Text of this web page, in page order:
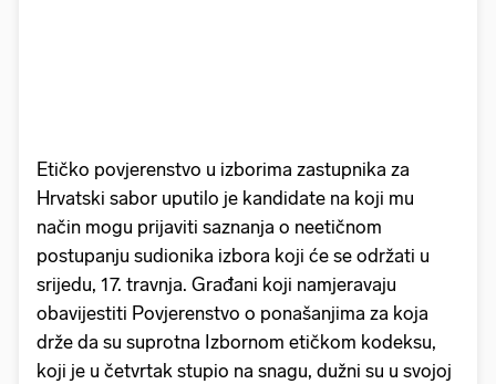
Etičko povjerenstvo u izborima zastupnika za
Hrvatski sabor uputilo je kandidate na koji mu
način mogu prijaviti saznanja o neetičnom
postupanju sudionika izbora koji će se održati u
srijedu, 17. travnja. Građani koji namjeravaju
obavijestiti Povjerenstvo o ponašanjima za koja
drže da su suprotna Izbornom etičkom kodeksu,
koji je u četvrtak stupio na snagu, dužni su u svojoj